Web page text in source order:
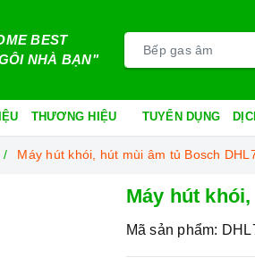
BEST
NHÀ BẠN"
THƯƠNG HIỆU TUYỂN DỤNG
Máy hút khói, hút mùi âm tủ Bosch
Máy hút
Mã sản phẩm: